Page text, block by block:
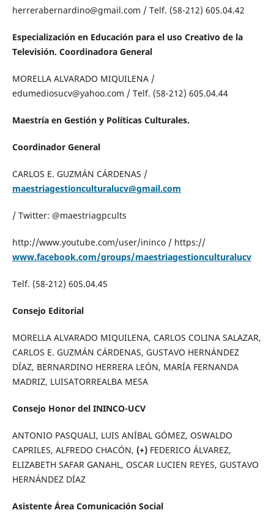
herrerabernardino@gmail.com / Telf. (58-212) 605.04.42
Especialización en Educación para el uso Creativo de la
Televisión. Coordinadora General
MORELLA ALVARADO MIQUILENA /
edumediosucv@yahoo.com / Telf. (58-212) 605.04.44
Maestría en Gestión y Políticas Culturales.
Coordinador General
CARLOS E. GUZMÁN CÁRDENAS /
maestriagestionculturalucv@gmail.com
/ Twitter: @maestriagpcults
http://www.youtube.com/user/ininco / https://
www.facebook.com/groups/maestriagestionculturalucv
Telf. (58-212) 605.04.45
Consejo Editorial
MORELLA ALVARADO MIQUILENA, CARLOS COLINA SALAZAR,
CARLOS E. GUZMÁN CÁRDENAS, GUSTAVO HERNÁNDEZ
DÍAZ, BERNARDINO HERRERA LEÓN, MARÍA FERNANDA
MADRIZ, LUISATORREALBA MESA
Consejo Honor del ININCO-UCV
ANTONIO PASQUALI, LUIS ANÍBAL GÓMEZ, OSWALDO
CAPRILES, ALFREDO CHACÓN, (+)FEDERICO ÁLVAREZ,
ELIZABETH SAFAR GANAHL, OSCAR LUCIEN REYES, GUSTAVO
HERNÁNDEZ DÍAZ
Asistente Área Comunicación Social